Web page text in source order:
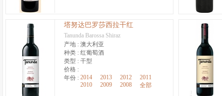
塔努达巴罗莎西拉干红
Tanunda Barossa Shiraz
产地 : 澳大利亚
种类 : 红葡萄酒
类型 : 干型
价格 :
年份 : 2014 2013 2012
2011
2010
2009 2008 全部